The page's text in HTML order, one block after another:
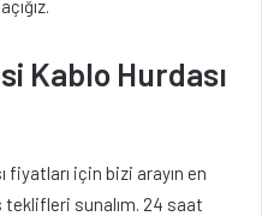
Kablo Hurdası
fiyatları için bizi arayın en
teklifleri sunalım. 24 saat